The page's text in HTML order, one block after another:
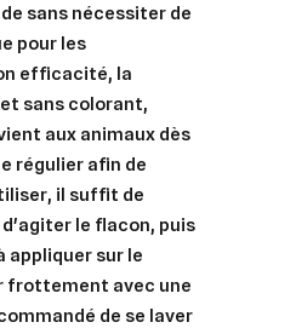
sans nécessiter de
pour les
efficacité, la
sans colorant,
aux animaux dès
régulier afin de
il suffit de
le flacon, puis
appliquer sur le
frottement avec une
de se laver
à ma liste d'envies
une nouvelle liste
liste d'envies
la liste d'envies
Créer une liste d'envies
être connecté pour ajouter des
Connexion